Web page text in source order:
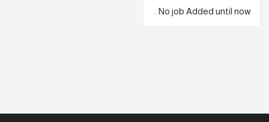
No job Added until now .